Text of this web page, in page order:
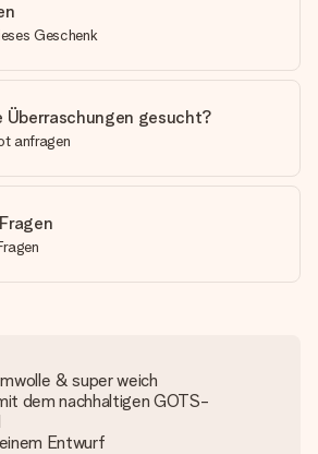
Geschenk
gesucht?
anfragen
& super weich
dem nachhaltigen GOTS-
Entwurf